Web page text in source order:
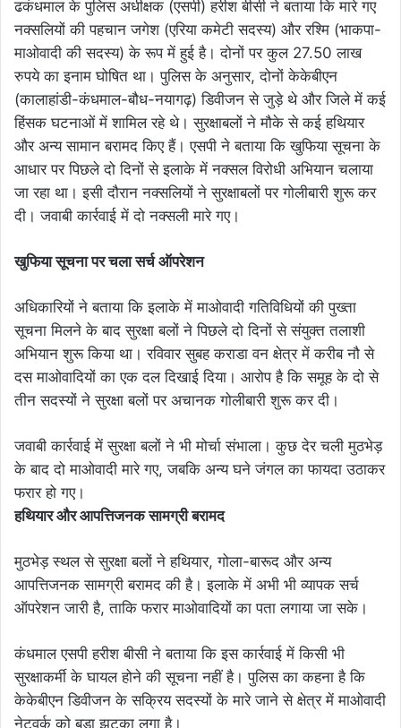
ढकंधमाल के पुलिस अधीक्षक (एसपी) हरीश बीसी ने बताया कि मारे गए
नक्सलियों की पहचान जगेश (एरिया कमेटी सदस्य) और रश्मि (भाकपा-
माओवादी की सदस्य) के रूप में हुई है। दोनों पर कुल 27.50 लाख
रुपये का इनाम घोषित था। पुलिस के अनुसार, दोनों केकेबीएन
(कालाहांडी-कंधमाल-बौध-नयागढ़) डिवीजन से जुड़े थे और जिले में कई
हिंसक घटनाओं में शामिल रहे थे। सुरक्षाबलों ने मौके से कई हथियार
और अन्य सामान बरामद किए हैं। एसपी ने बताया कि खुफिया सूचना के
आधार पर पिछले दो दिनों से इलाके में नक्सल विरोधी अभियान चलाया
जा रहा था। इसी दौरान नक्सलियों ने सुरक्षाबलों पर गोलीबारी शुरू कर
दी। जवाबी कार्रवाई में दो नक्सली मारे गए।
खुफिया सूचना पर चला सर्च ऑपरेशन
अधिकारियों ने बताया कि इलाके में माओवादी गतिविधियों की पुख्ता
सूचना मिलने के बाद सुरक्षा बलों ने पिछले दो दिनों से संयुक्त तलाशी
अभियान शुरू किया था। रविवार सुबह कराडा वन क्षेत्र में करीब नौ से
दस माओवादियों का एक दल दिखाई दिया। आरोप है कि समूह के दो से
तीन सदस्यों ने सुरक्षा बलों पर अचानक गोलीबारी शुरू कर दी।
जवाबी कार्रवाई में सुरक्षा बलों ने भी मोर्चा संभाला। कुछ देर चली मुठभेड़
के बाद दो माओवादी मारे गए, जबकि अन्य घने जंगल का फायदा उठाकर
फरार हो गए।
हथियार और आपत्तिजनक सामग्री बरामद
मुठभेड़ स्थल से सुरक्षा बलों ने हथियार, गोला-बारूद और अन्य
आपत्तिजनक सामग्री बरामद की है। इलाके में अभी भी व्यापक सर्च
ऑपरेशन जारी है, ताकि फरार माओवादियों का पता लगाया जा सके।
कंधमाल एसपी हरीश बीसी ने बताया कि इस कार्रवाई में किसी भी
सुरक्षाकर्मी के घायल होने की सूचना नहीं है। पुलिस का कहना है कि
केकेबीएन डिवीजन के सक्रिय सदस्यों के मारे जाने से क्षेत्र में माओवादी
नेटवर्क को बड़ा झटका लगा है।